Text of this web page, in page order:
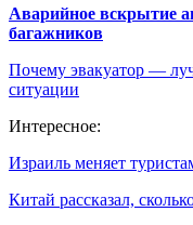
Аварийное вскрытие
багажников
Почему эвакуатор —
ситуации
Интересное:
Израиль меняет
Китай рассказал,